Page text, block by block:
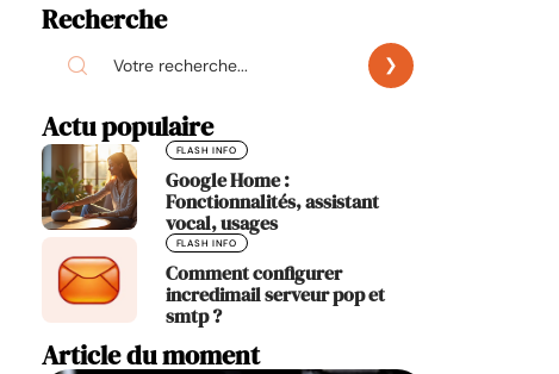
Recherche
Actu populaire
FLASH INFO
Google Home :
Fonctionnalités, assistant
vocal, usages
FLASH INFO
Comment configurer
incredimail serveur pop et
smtp ?
Article du moment